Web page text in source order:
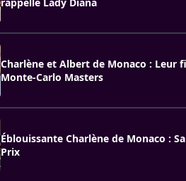
Charlène et Albert de Monaco : Leur
Monte-Carlo Masters
Éblouissante Charlène de Monaco :
Prix